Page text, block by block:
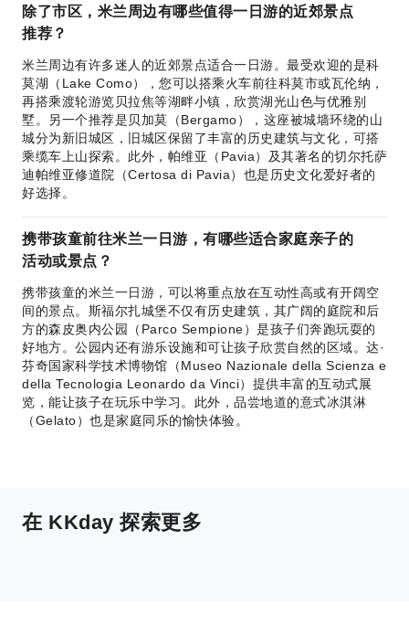
除了市区，米兰周边有哪些值得一日游的近郊景点
推荐？
米兰周边有许多迷人的近郊景点适合一日游。最受欢迎的是科
莫湖（Lake Como），您可以搭乘火车前往科莫市或瓦伦纳，
再搭乘渡轮游览贝拉焦等湖畔小镇，欣赏湖光山色与优雅别
墅。另一个推荐是贝加莫（Bergamo），这座被城墙环绕的山
城分为新旧城区，旧城区保留了丰富的历史建筑与文化，可搭
乘缆车上山探索。此外，帕维亚（Pavia）及其著名的切尔托萨
迪帕维亚修道院（Certosa di Pavia）也是历史文化爱好者的
好选择。
携带孩童前往米兰一日游，有哪些适合家庭亲子的
活动或景点？
携带孩童的米兰一日游，可以将重点放在互动性高或有开阔空
间的景点。斯福尔扎城堡不仅有历史建筑，其广阔的庭院和后
方的森皮奥内公园（Parco Sempione）是孩子们奔跑玩耍的
好地方。公园内还有游乐设施和可让孩子欣赏自然的区域。达·
芬奇国家科学技术博物馆（Museo Nazionale della Scienza e
della Tecnologia Leonardo da Vinci）提供丰富的互动式展
览，能让孩子在玩乐中学习。此外，品尝地道的意式冰淇淋
（Gelato）也是家庭同乐的愉快体验。
在 KKday 探索更多